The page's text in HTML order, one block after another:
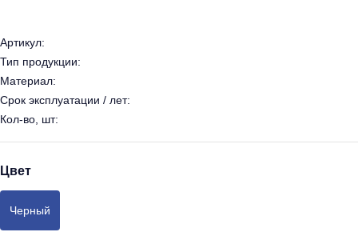
Артикул:
Тип продукции:
Материал:
Срок эксплуатации / лет:
Кол-во, шт:
Цвет
Черный